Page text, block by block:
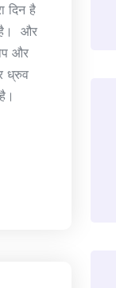
दिन है
है। और
और
ध्रुव